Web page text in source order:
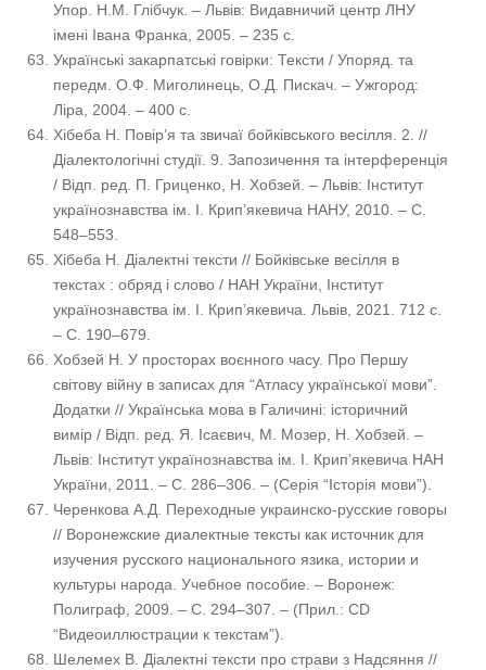
Упор. Н.М. Глібчук. – Львів: Видавничий центр ЛНУ
імені Івана Франка, 2005. – 235 с.
Українські закарпатські говірки: Тексти / Упоряд. та
передм. О.Ф. Миголинець, О.Д. Пискач. – Ужгород:
Ліра, 2004. – 400 с.
Хібеба Н. Повір’я та звичаї бойківського весілля. 2. //
Діалектологічні студії. 9. Запозичення та інтерференція
/ Відп. ред. П. Гриценко, Н. Хобзей. – Львів: Інститут
українознавства ім. І. Крип’якевича НАНУ, 2010. – С.
548–553.
Хібеба Н. Діалектні тексти // Бойківське весілля в
текстах : обряд і слово / НАН України, Інститут
українознавства ім. І. Крипʼякевича. Львів, 2021. 712 с.
– С. 190–679.
Хобзей Н. У просторах воєнного часу. Про Першу
світову війну в записах для “Атласу української мови”.
Додатки // Українська мова в Галичині: історичний
вимір / Відп. ред. Я. Ісаєвич, М. Мозер, Н. Хобзей. –
Львів: Інститут українознавства ім. І. Крип’якевича НАН
України, 2011. – С. 286–306. – (Серія “Історія мови”).
Черенкова А.Д. Переходные украинско-русские говоры
// Воронежские диалектные тексты как источник для
изучения русского национального язика, истории и
культуры народа. Учебное пособие. – Воронеж:
Полиграф, 2009. – С. 294–307. – (Прил.: CD
“Видеоиллюстрации к текстам”).
Шелемех В. Діалектні тексти про страви з Надсяння //